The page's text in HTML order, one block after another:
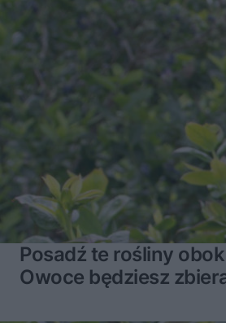
Posadź te rośliny
Owoce będziesz